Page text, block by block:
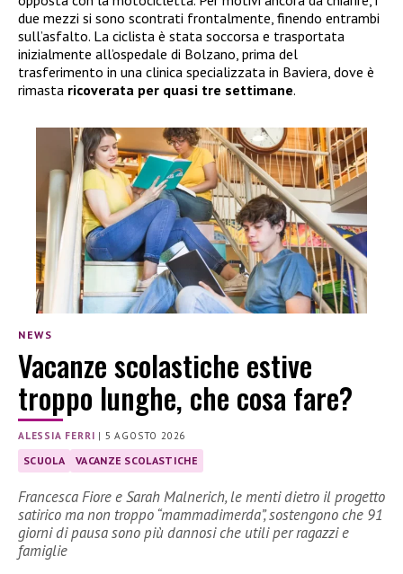
due mezzi si sono scontrati frontalmente, finendo entrambi
sull’asfalto. La ciclista è stata soccorsa e trasportata
inizialmente all’ospedale di Bolzano, prima del
trasferimento in una clinica specializzata in Baviera, dove è
rimasta ricoverata per quasi tre settimane.
NEWS
Vacanze scolastiche estive
troppo lunghe, che cosa fare?
ALESSIA FERRI | 5 AGOSTO 2026
SCUOLA VACANZE SCOLASTICHE
Francesca Fiore e Sarah Malnerich, le menti dietro il progetto
satirico ma non troppo “mammadimerda”, sostengono che 91
giorni di pausa sono più dannosi che utili per ragazzi e
famiglie